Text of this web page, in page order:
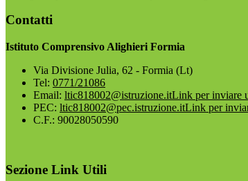
Contatti
Istituto Comprensivo Alighieri Formia
Via Divisione Julia, 62 - Formia (Lt)
Tel: 0771/21086
Email: ltic818002@istruzione.itLink per inviare
PEC: ltic818002@pec.istruzione.itLink per
C.F.: 90028050590
Sezione Link Utili